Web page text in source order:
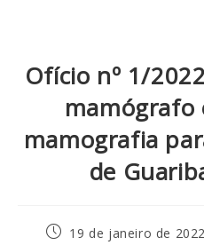
Ofício nº 1/
mamógrafo
mamografia
de
19 de janeiro de 2022